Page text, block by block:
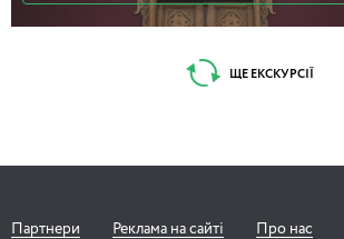
ЩЕ ЕКСКУРСІЇ
Партнери Реклама на сайті Про нас